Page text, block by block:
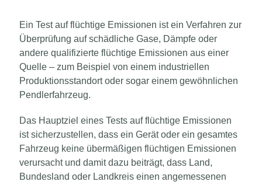
Ein Test auf flüchtige Emissionen ist ein Verfahren zur
Überprüfung auf schädliche Gase, Dämpfe oder
andere qualifizierte flüchtige Emissionen aus einer
Quelle – zum Beispiel von einem industriellen
Produktionsstandort oder sogar einem gewöhnlichen
Pendlerfahrzeug.
Das Hauptziel eines Tests auf flüchtige Emissionen
ist sicherzustellen, dass ein Gerät oder ein gesamtes
Fahrzeug keine übermäßigen flüchtigen Emissionen
verursacht und damit dazu beiträgt, dass Land,
Bundesland oder Landkreis einen angemessenen